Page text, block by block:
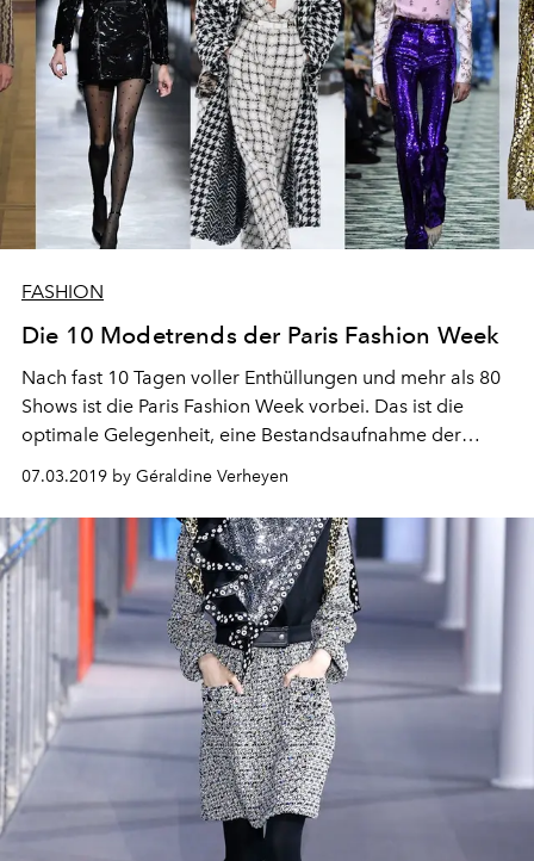
FASHION
Die 10 Modetrends der Paris Fashion Week
Nach fast 10 Tagen voller Enthüllungen und mehr als 80
Shows ist die Paris Fashion Week vorbei. Das ist die
optimale Gelegenheit, eine Bestandsaufnahme der
identifizierten Trends vorzunehmen.
07.03.2019 by Géraldine Verheyen